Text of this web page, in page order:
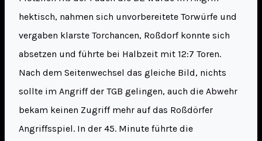
hektisch, nahmen sich unvorbereitete Torwürfe und
vergaben klarste Torchancen, Roßdorf konnte sich
absetzen und führte bei Halbzeit mit 12:7 Toren.
Nach dem Seitenwechsel das gleiche Bild, nichts
sollte im Angriff der TGB gelingen, auch die Abwehr
bekam keinen Zugriff mehr auf das Roßdörfer
Angriffsspiel. In der 45. Minute führte die